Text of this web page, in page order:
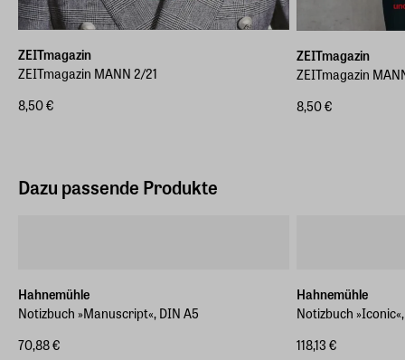
ZEITmagazin
ZEITmagazin MANN 2/21
8,50 €
ZEITmagazin
ZEITmagazin
8,50 €
Dazu passende Produkte
Hahnemühle
Notizbuch »Manuscript«, DIN A5
70,88 €
Hahnemühle
Notizbuch
118,13 €